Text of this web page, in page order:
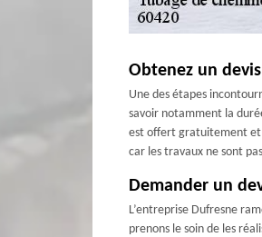
Obtenez un
Une des étapes
savoir notamment la
est offert gratuitement et
car les travaux ne sont
Demander un
L’entreprise Dufresne
prenons le soin de les